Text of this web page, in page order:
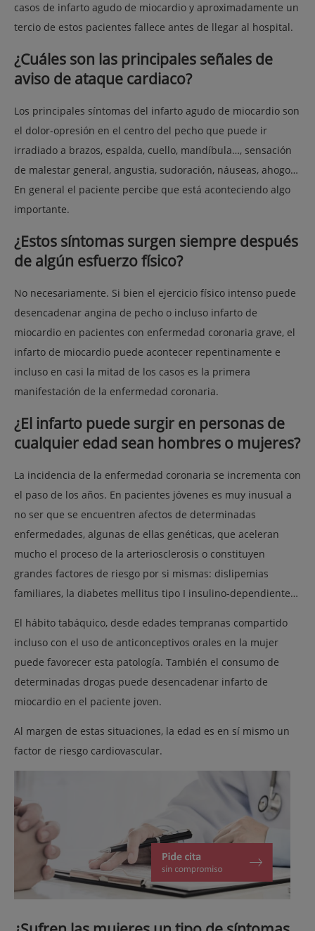
casos de infarto agudo de miocardio y aproximadamente un
tercio de estos pacientes fallece antes de llegar al hospital.
¿Cuáles son las principales señales de
aviso de ataque cardiaco?
Los principales síntomas del infarto agudo de miocardio son
el dolor-opresión en el centro del pecho que puede ir
irradiado a brazos, espalda, cuello, mandíbula…, sensación
de malestar general, angustia, sudoración, náuseas, ahogo…
En general el paciente percibe que está aconteciendo algo
importante.
¿Estos síntomas surgen siempre después
de algún esfuerzo físico?
No necesariamente. Si bien el ejercicio físico intenso puede
desencadenar angina de pecho o incluso infarto de
miocardio en pacientes con enfermedad coronaria grave, el
infarto de miocardio puede acontecer repentinamente e
incluso en casi la mitad de los casos es la primera
manifestación de la enfermedad coronaria.
¿El infarto puede surgir en personas de
cualquier edad sean hombres o mujeres?
La incidencia de la enfermedad coronaria se incrementa con
el paso de los años. En pacientes jóvenes es muy inusual a
no ser que se encuentren afectos de determinadas
enfermedades, algunas de ellas genéticas, que aceleran
mucho el proceso de la arteriosclerosis o constituyen
grandes factores de riesgo por si mismas: dislipemias
familiares, la diabetes mellitus tipo I insulino-dependiente…
El hábito tabáquico, desde edades tempranas compartido
incluso con el uso de anticonceptivos orales en la mujer
puede favorecer esta patología. También el consumo de
determinadas drogas puede desencadenar infarto de
miocardio en el paciente joven.
Al margen de estas situaciones, la edad es en sí mismo un
factor de riesgo cardiovascular.